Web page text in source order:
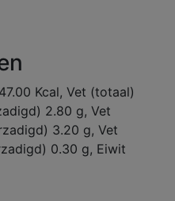
Kcal, Vet (totaal)
2.80 g, Vet
3.20 g, Vet
0.30 g, Eiwit